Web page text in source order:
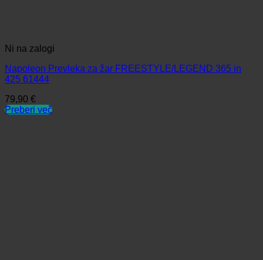
Ni na zalogi
Napoleon Prevleka za žar FREESTYLE/LEGEND 365 in
425 61444
79,90 €
Preberi več